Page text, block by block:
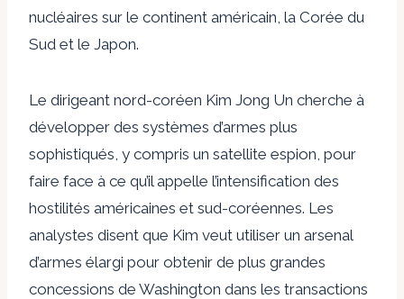
nucléaires sur le continent américain, la Corée du
Sud et le Japon.
Le dirigeant nord-coréen Kim Jong Un cherche à
développer des systèmes d’armes plus
sophistiqués, y compris un satellite espion, pour
faire face à ce qu’il appelle l’intensification des
hostilités américaines et sud-coréennes. Les
analystes disent que Kim veut utiliser un arsenal
d’armes élargi pour obtenir de plus grandes
concessions de Washington dans les transactions